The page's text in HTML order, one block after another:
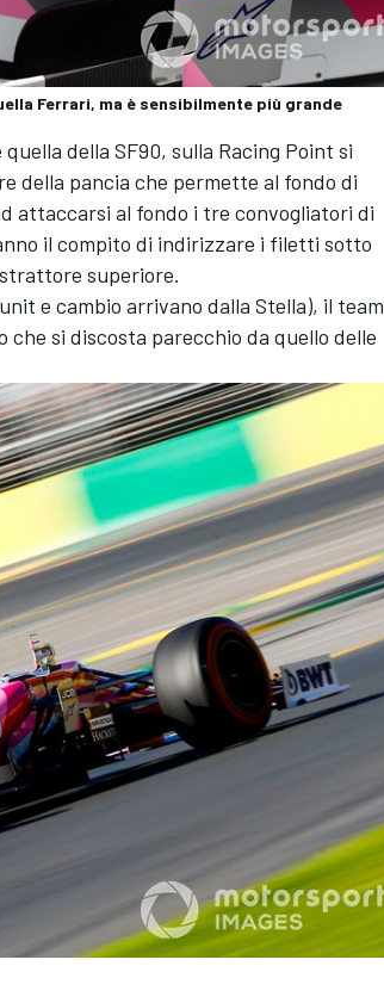
Ferrari, ma è sensibilmente più grande
della SF90, sulla Racing Point si
della pancia che permette al fondo di
attaccarsi al fondo i tre convogliatori di
il compito di indirizzare i filetti sotto
superiore.
e cambio arrivano dalla Stella), il team
che si discosta parecchio da quello delle